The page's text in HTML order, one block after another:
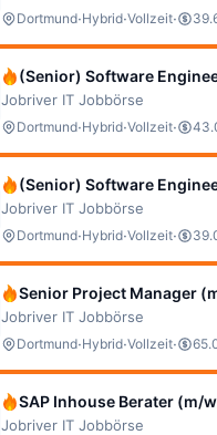
Dortmund·Hybrid·Vollzeit·
(Senior) Software
Jobriver IT Jobbörse
Dortmund·Hybrid·Vollzeit·
(Senior) Software
Jobriver IT Jobbörse
Dortmund·Hybrid·Vollzeit·
Senior Project Manager
Jobriver IT Jobbörse
Dortmund·Hybrid·Vollzeit·
SAP Inhouse Berater (m/
Jobriver IT Jobbörse